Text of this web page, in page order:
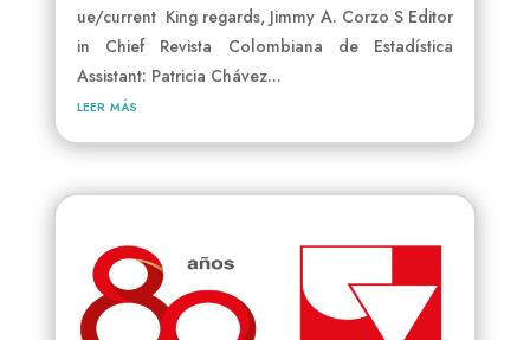
ue/current King regards, Jimmy A. Corzo S Editor
in Chief Revista Colombiana de Estadística
Assistant: Patricia Chávez...
leer más